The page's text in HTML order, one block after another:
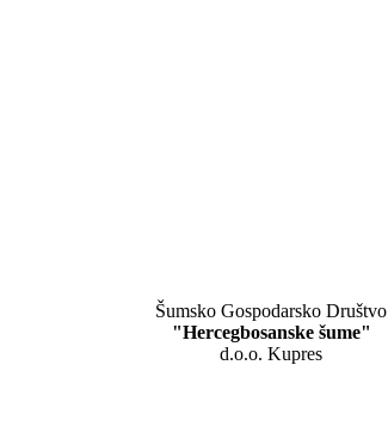
Šumsko Gospodarsko Društvo
"Hercegbosanske šume"
d.o.o. Kupres